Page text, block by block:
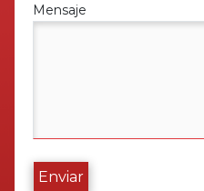
Mensaje
Enviar